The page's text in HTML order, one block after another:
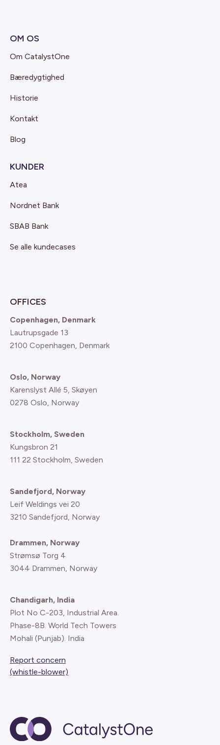
OM OS
Om CatalystOne
Bæredygtighed
Historie
Kontakt
Blog
KUNDER
Atea
Nordnet Bank
SBAB Bank
Se alle kundecases
OFFICES
Copenhagen, Denmark
Lautrupsgade 13
2100 Copenhagen, Denmark
Oslo, Norway
Karenslyst Allé 5, Skøyen
0278 Oslo, Norway
Stockholm, Sweden
Kungsbron 21
111 22 Stockholm, Sweden
Sandefjord, Norway
Leif Weldings vei 20
3210 Sandefjord, Norway
Drammen, Norway
Strømsø Torg 4
3044 Drammen, Norway
Chandigarh, India
Plot No C-203, Industrial Area.
Phase-8B. World Tech Towers
Mohali (Punjab). India
Report concern
(whistle-blower)